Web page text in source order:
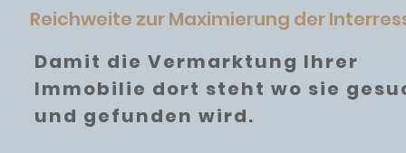
Reichweite zur Maximierung der
Damit die Vermarktung Ihrer
Immobilie dort steht wo sie
und gefunden wird.